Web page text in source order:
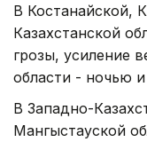
В Костанайской,
Казахстанской
грозы, усиление
области - ночью
В Западно-
Мангыстауской